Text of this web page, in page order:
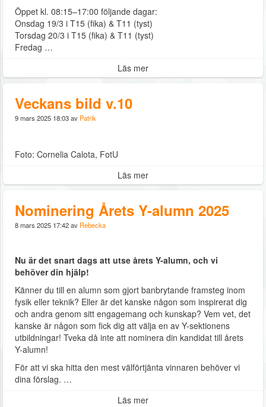
Öppet kl. 08:15–17:00 följande dagar:
Onsdag 19/3 i T15 (fika) & T11 (tyst)
Torsdag 20/3 i T15 (fika) & T11 (tyst)
Fredag …
Läs mer
Veckans bild v.10
9 mars 2025 18:03 av Patrik
Foto: Cornelia Calota, FotU
Läs mer
Nominering Årets Y-alumn 2025
8 mars 2025 17:42 av Rebecka
Nu är det snart dags att utse årets Y-alumn, och vi
behöver din hjälp!
Känner du till en alumn som gjort banbrytande framsteg inom
fysik eller teknik? Eller är det kanske någon som inspirerat dig
och andra genom sitt engagemang och kunskap? Vem vet, det
kanske är någon som fick dig att välja en av Y-sektionens
utbildningar! Tveka då inte att nominera din kandidat till årets
Y-alumn!
För att vi ska hitta den mest välförtjänta vinnaren behöver vi
dina förslag. …
Läs mer